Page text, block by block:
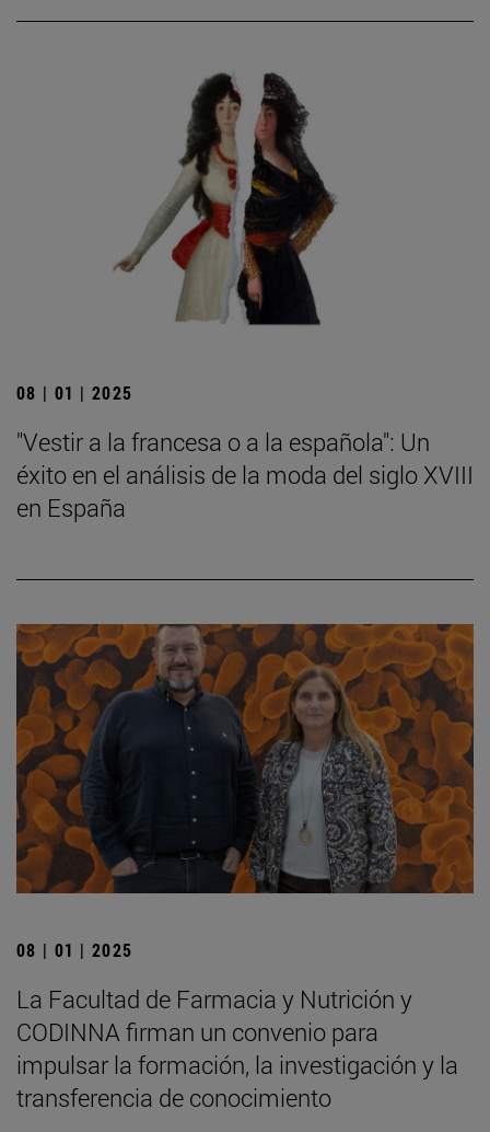
08 | 01 | 2025
"Vestir a la francesa o a la española": Un
éxito en el análisis de la moda del siglo XVIII
en España
08 | 01 | 2025
La Facultad de Farmacia y Nutrición y
CODINNA firman un convenio para
impulsar la formación, la investigación y la
transferencia de conocimiento